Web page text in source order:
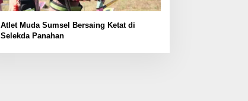
Atlet Muda Sumsel Bersaing Ketat di
Selekda Panahan